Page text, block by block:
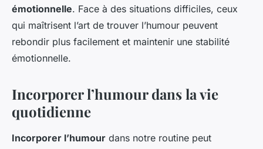
émotionnelle. Face à des situations difficiles, ceux
qui maîtrisent l’art de trouver l’humour peuvent
rebondir plus facilement et maintenir une stabilité
émotionnelle.
Incorporer l’humour dans la vie
quotidienne
Incorporer l’humour dans notre routine peut